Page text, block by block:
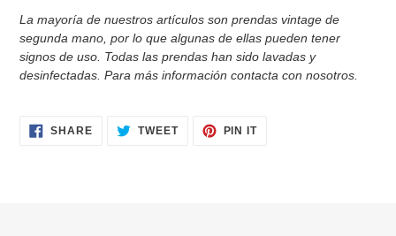
La mayoría de nuestros artículos son prendas vintage de
segunda mano, por lo que algunas de ellas pueden tener
signos de uso. Todas las prendas han sido lavadas y
desinfectadas. Para más información contacta con nosotros.
SHARESHARE TWEETTWEET
PIN ITPIN